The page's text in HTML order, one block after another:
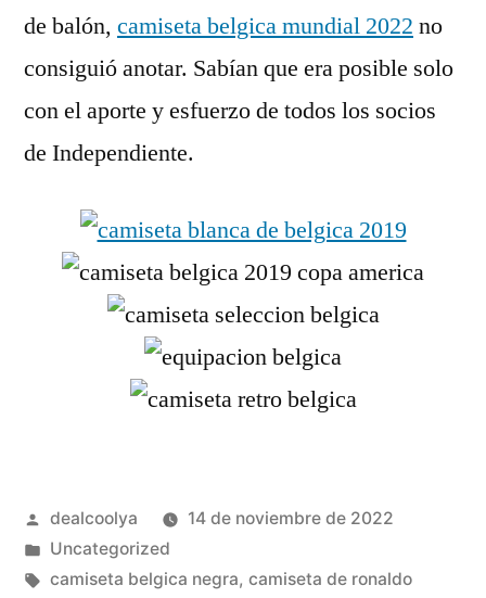
de balón, camiseta belgica mundial 2022 no
consiguió anotar. Sabían que era posible solo
con el aporte y esfuerzo de todos los socios
de Independiente.
Publicado
por
dealcoolya
14 de noviembre de 2022
Publicado
en
Uncategorized
Etiquetas:
camiseta belgica negra, camiseta de ronaldo